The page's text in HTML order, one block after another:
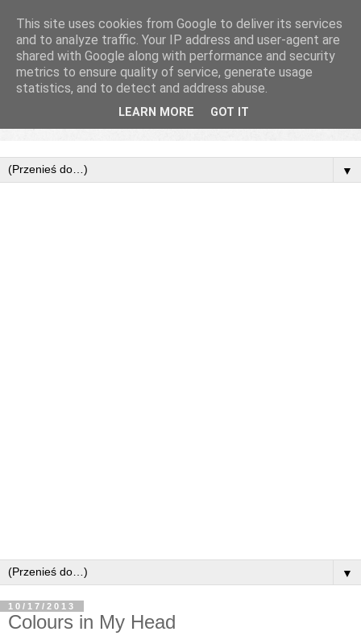
▼
▼
10/17/2013
Colours in My Head
This site uses cookies from Google to deliver its services
and to analyze traffic. Your IP address and user-agent are
shared with Google along with performance and security
metrics to ensure quality of service, generate usage
statistics, and to detect and address abuse.
LEARN MORE GOT IT